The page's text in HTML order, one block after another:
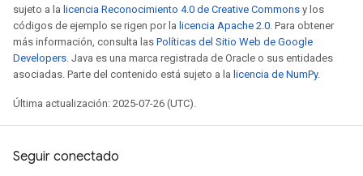
sujeto a la licencia Reconocimiento 4.0 de Creative Commons y los
códigos de ejemplo se rigen por la licencia Apache 2.0. Para obtener
más información, consulta las Políticas del Sitio Web de Google
Developers. Java es una marca registrada de Oracle o sus entidades
asociadas. Parte del contenido está sujeto a la licencia de NumPy.
Última actualización: 2025-07-26 (UTC).
Seguir conectado